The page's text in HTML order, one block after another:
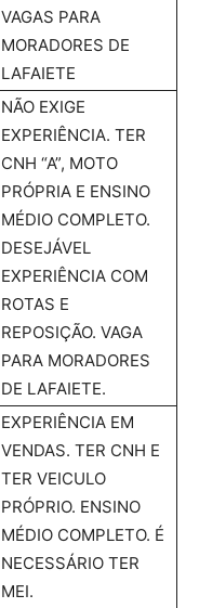
VAGAS PARA
MORADORES DE
LAFAIETE
NÃO EXIGE
EXPERIÊNCIA. TER
CNH “A”, MOTO
PRÓPRIA E ENSINO
MÉDIO COMPLETO.
DESEJÁVEL
EXPERIÊNCIA COM
ROTAS E
REPOSIÇÃO. VAGA
PARA MORADORES
DE LAFAIETE.
EXPERIÊNCIA EM
VENDAS. TER CNH E
TER VEICULO
PRÓPRIO. ENSINO
MÉDIO COMPLETO. É
NECESSÁRIO TER
MEI.